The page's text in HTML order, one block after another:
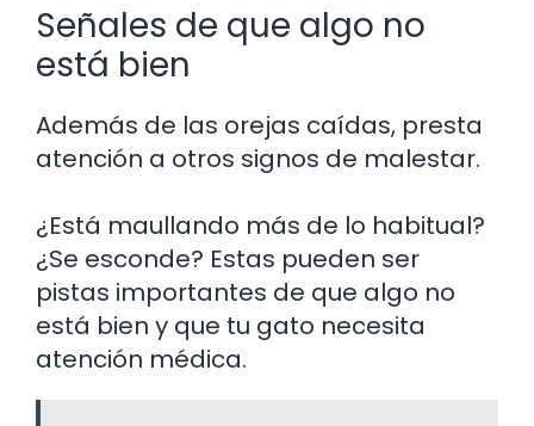
Señales de que algo no
está bien
Además de las orejas caídas, presta
atención a otros signos de malestar.
¿Está maullando más de lo habitual?
¿Se esconde? Estas pueden ser
pistas importantes de que algo no
está bien y que tu gato necesita
atención médica.